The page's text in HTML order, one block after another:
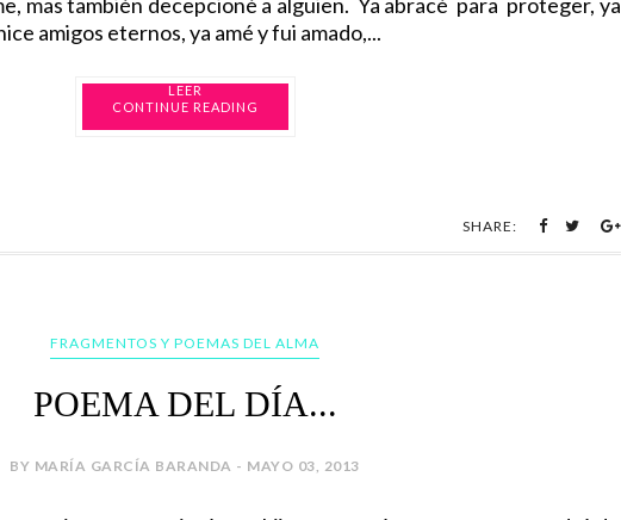
amigos eternos, ya amé y fui amado,...
CONTINUE READING
SHARE:
FRAGMENTOS Y POEMAS DEL ALMA
POEMA DEL DÍA...
BY MARÍA GARCÍA BARANDA - MAYO 03, 2013